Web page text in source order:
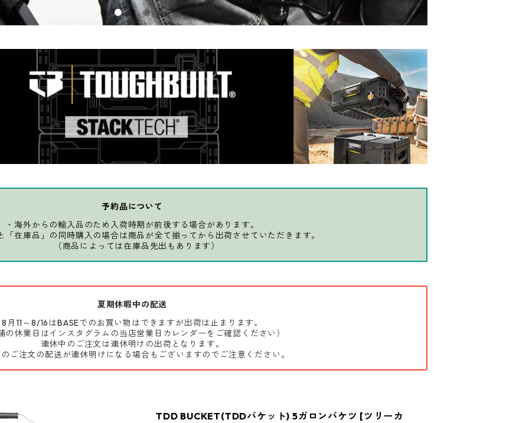
予約品について
・海外からの輸入品のため入荷時期が前後する場合があります。
「在庫品」の同時購入の場合は商品が全て揃ってから出荷させていただきます。
（商品によっては在庫品先出もあります）
夏期休暇中の配送
8月11～8/16はBASEでのお買い物はできますが出荷は止まります。
の休業日はインスタグラムの当店営業日カレンダーをご確認ください）
連休中のご注文は連休明けの出荷となります。
ご注文の配送が連休明けになる場合もございますのでご注意ください。
TDD BUCKET(TDDバケット) 5ガロンバケツ [ツリーカ